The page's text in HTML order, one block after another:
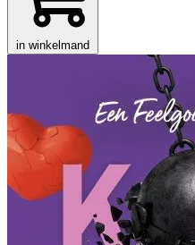
in winkelmand